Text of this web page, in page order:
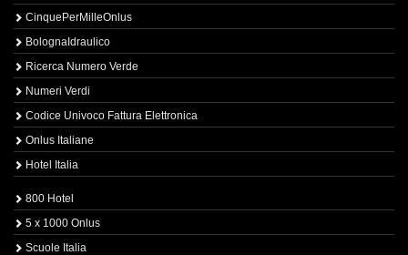
CinquePerMilleOnlus
BolognaIdraulico
Ricerca Numero Verde
Numeri Verdi
Codice Univoco Fattura Elettronica
Onlus Italiane
Hotel Italia
800 Hotel
5 x 1000 Onlus
Scuole Italia